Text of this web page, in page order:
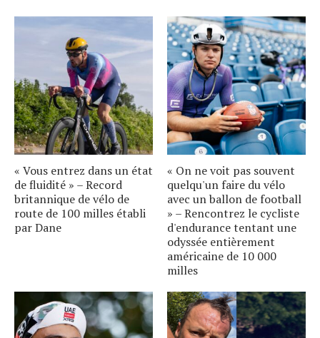
« Vous entrez dans un état
de fluidité » – Record
britannique de vélo de
route de 100 milles établi
par Dane
« On ne voit pas souvent
quelqu'un faire du vélo
avec un ballon de football
» – Rencontrez le cycliste
d'endurance tentant une
odyssée entièrement
américaine de 10 000
milles